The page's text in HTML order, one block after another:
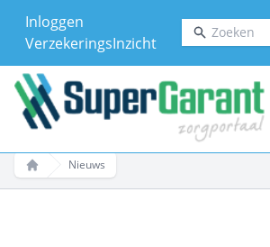
Inloggen
VerzekeringsInzicht
Zoeken
Home
Nieuws